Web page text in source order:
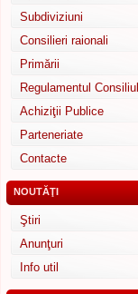
Subdiviziuni
Consilieri raionali
Primării
Regulamentul
Achiziţii Publice
Parteneriate
Contacte
NOUTĂŢI
Ştiri
Anunţuri
Info util